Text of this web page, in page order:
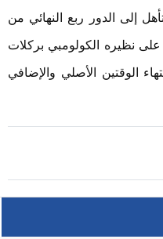
إلى الدور ربع النهائي من
المثير على نظيره الكولومبي بركلات
4 مقابل 3، عقب انتهاء الوقتين الأصلي والإضافي